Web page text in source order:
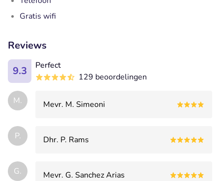
Gratis wifi
Reviews
9.3
Perfect
129 beoordelingen
M. Mevr. M. Simeoni
P. Dhr. P. Rams
G.
Mevr. G. Sanchez Arias